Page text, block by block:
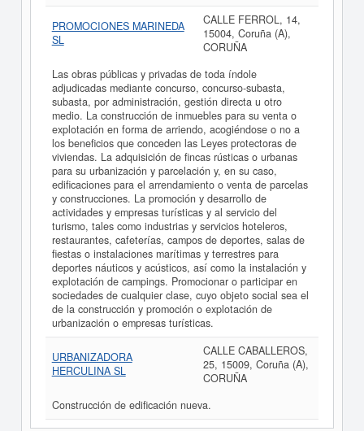
PROMOCIONES MARINEDA
SL
CALLE FERROL, 14,
15004, Coruña (A),
CORUÑA
Las obras públicas y privadas de toda índole
adjudicadas mediante concurso, concurso-subasta,
subasta, por administración, gestión directa u otro
medio. La construcción de inmuebles para su venta o
explotación en forma de arriendo, acogiéndose o no a
los beneficios que conceden las Leyes protectoras de
viviendas. La adquisición de fincas rústicas o urbanas
para su urbanización y parcelación y, en su caso,
edificaciones para el arrendamiento o venta de parcelas
y construcciones. La promoción y desarrollo de
actividades y empresas turísticas y al servicio del
turismo, tales como industrias y servicios hoteleros,
restaurantes, cafeterías, campos de deportes, salas de
fiestas o instalaciones marítimas y terrestres para
deportes náuticos y acústicos, así como la instalación y
explotación de campings. Promocionar o participar en
sociedades de cualquier clase, cuyo objeto social sea el
de la construcción y promoción o explotación de
urbanización o empresas turísticas.
URBANIZADORA
HERCULINA SL
CALLE CABALLEROS,
25, 15009, Coruña (A),
CORUÑA
Construcción de edificación nueva.